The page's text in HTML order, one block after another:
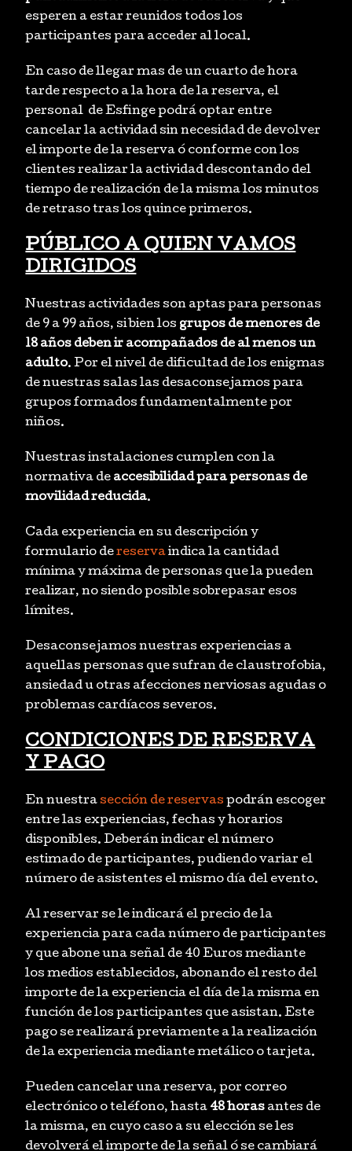
esperen a estar reunidos todos los
participantes para acceder al local.
En caso de llegar mas de un cuarto de hora
tarde respecto a la hora de la reserva, el
personal de Esfinge podrá optar entre
cancelar la actividad sin necesidad de devolver
el importe de la reserva ó conforme con los
clientes realizar la actividad descontando del
tiempo de realización de la misma los minutos
de retraso tras los quince primeros.
PÚBLICO A QUIEN VAMOS
DIRIGIDOS
Nuestras actividades son aptas para personas
de 9 a 99 años, si bien los grupos de menores de
18 años deben ir acompañados de al menos un
adulto. Por el nivel de dificultad de los enigmas
de nuestras salas las desaconsejamos para
grupos formados fundamentalmente por
niños.
Nuestras instalaciones cumplen con la
normativa de accesibilidad para personas de
movilidad reducida.
Cada experiencia en su descripción y
formulario dereservaindica la cantidad
mínima y máxima de personas que la pueden
realizar, no siendo posible sobrepasar esos
límites.
Desaconsejamos nuestras experiencias a
aquellas personas que sufran de claustrofobia,
ansiedad u otras afecciones nerviosas agudas o
problemas cardíacos severos.
CONDICIONES DE RESERVA
Y PAGO
En nuestra sección de reservas podrán escoger
entre las experiencias, fechas y horarios
disponibles. Deberán indicar el número
estimado de participantes, pudiendo variar el
número de asistentes el mismo día del evento.
Al reservar se le indicará el precio de la
experiencia para cada número de participantes
y que abone una señal de 40 Euros mediante
los medios establecidos, abonando el resto del
importe de la experiencia el día de la misma en
función de los participantes que asistan. Este
pago se realizará previamente a la realización
de la experiencia mediante metálico o tarjeta.
Pueden cancelar una reserva, por correo
electrónico o teléfono, hasta 48 horas antes de
la misma, en cuyo caso a su elección se les
devolverá el importe de la señal ó se cambiará